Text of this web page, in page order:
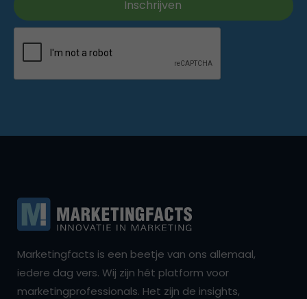
Marketingfacts is een beetje van ons allemaal,
iedere dag vers. Wij zijn hét platform voor
marketingprofessionals. Het zijn de insights,